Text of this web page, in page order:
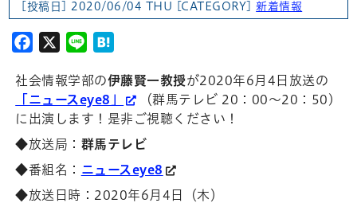
[投稿日] 2020/06/04 THU [CATEGORY]新着情報
Facebook
X Line
社会情報学部の伊藤賢一教授が2020年6月4日放送の
「ニュースeye8」
（群馬テレビ 20：00～20：50)
に出演します！是非ご視聴ください！
◆放送局： 群馬テレビ
◆番組名： ニュースeye8
◆放送日時：2020年6月4日（木）